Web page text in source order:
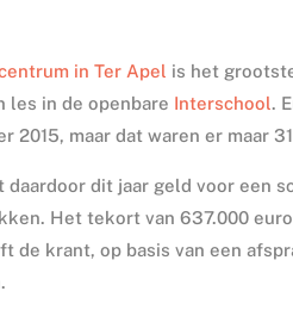
in Ter Apel is het
les in de openbare Interschool.
2015, maar dat waren er maar
dit jaar geld voor een
Het tekort van 637.000
de krant, op basis van een